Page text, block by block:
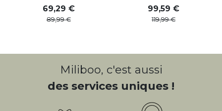
69,29
89,99
99,59
119,99
Miliboo, c'est aussi
des services uniques !